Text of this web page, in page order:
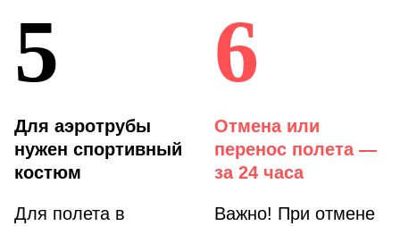
5
Для аэротрубы
нужен спортивный
костюм
Для полета в
6
Отмена или
перенос полета —
за 24 часа
Важно! При отмене